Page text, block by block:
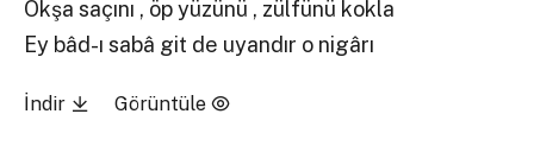
Okşa saçını , öp yüzünü , zülfünü kokla
Ey bâd-ı sabâ git de uyandır o nigârı
İndir Görüntüle